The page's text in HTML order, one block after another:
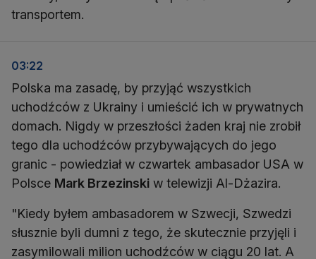
transportem.
03:22
Polska ma zasadę, by przyjąć wszystkich
uchodźców z Ukrainy i umieścić ich w prywatnych
domach. Nigdy w przeszłości żaden kraj nie zrobił
tego dla uchodźców przybywających do jego
granic - powiedział w czwartek ambasador USA w
Polsce Mark Brzezinski w telewizji Al-Dżazira.
"Kiedy byłem ambasadorem w Szwecji, Szwedzi
słusznie byli dumni z tego, że skutecznie przyjęli i
zasymilowali milion uchodźców w ciągu 20 lat. A